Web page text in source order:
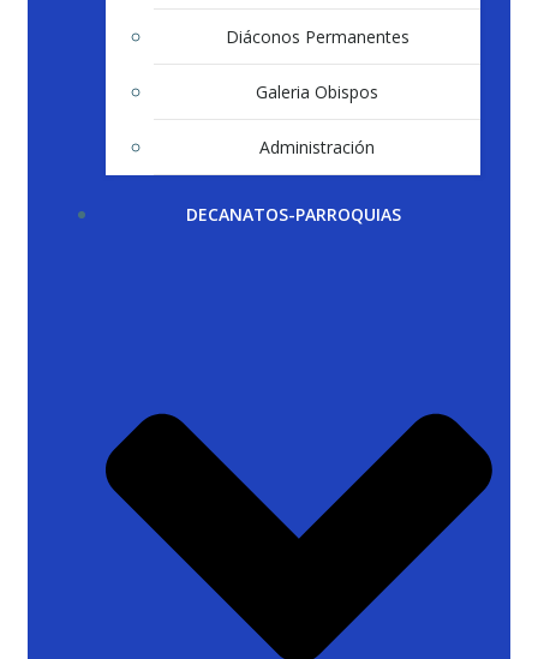
Diáconos Permanentes
Galeria Obispos
Administración
DECANATOS-PARROQUIAS